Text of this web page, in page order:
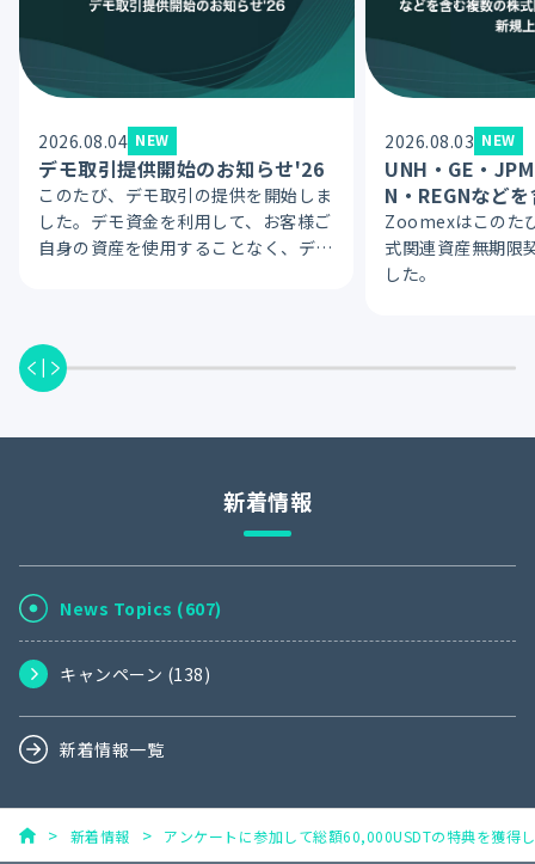
2026.08.04 NEW
デモ取引提供開始のお知らせ'26
このたび、デモ取引の提供を開始しま
した。デモ資金を利用して、お客様ご
自身の資産を使用することなく、デリ
作をリスクなく練習できます。
2026.08.03 NEW
UNH・GE・
N・REGNなど
関連資産無期限
6
Zoomexはこのた
式関連資産無期限
した。
新着情報
News Topics (607)
キャンペーン (138)
新着情報一覧
新着情報 アンケートに参加して総額60,000USDTの特典を獲得